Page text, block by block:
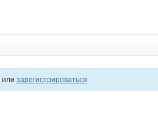
или зарегистрироваться